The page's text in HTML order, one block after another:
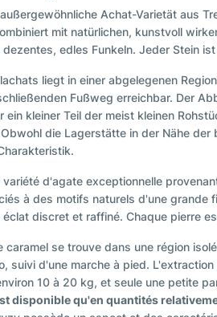
Achat-Varietät aus
mit natürlichen, kunstvoll
edles Funkeln. Jeder Stein
liegt in einer abgelegenen
Fußweg erreichbar. Der
ein kleiner Teil der meist kleinen
die Lagerstätte in der Nähe
d'agate exceptionnelle
à des motifs naturels d'une grande
discret et raffiné. Chaque pierre
caramel se trouve dans une région
suivi d'une marche à pied.
10 à 20 kg, et seule une petite
disponible qu'en quantités